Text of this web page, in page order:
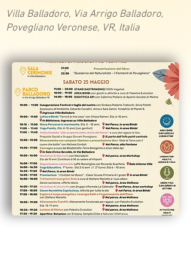
Villa Balladoro, Via Arrigo Balladoro,
Povegliano Veronese, VR, Italia